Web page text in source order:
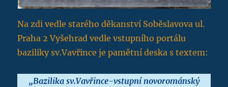
Na zdi vedle starého děkanství Soběslavova ul.
Praha 2 Vyšehrad vedle vstupního portálu
baziliky sv.Vavřince je pamětní deska s textem:
„Bazilika sv.Vavřince-vstupní novorománský